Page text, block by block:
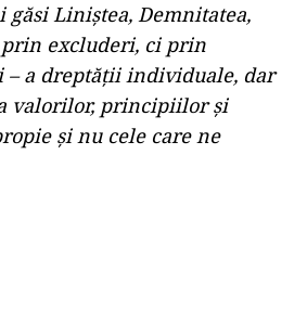
găsi Liniștea, Demnitatea,
excluderi, ci prin
– a dreptății individuale, dar
valorilor, principiilor și
și nu cele care ne